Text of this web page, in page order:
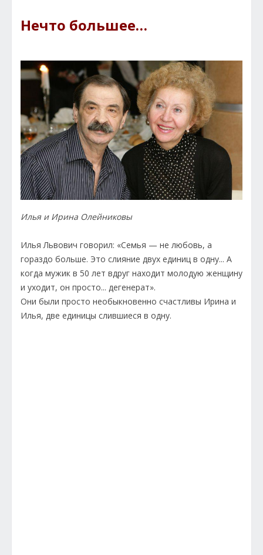
Нечто большее…
Илья и Ирина Олейниковы
Илья Львович говорил: «Семья — не любовь, а
гораздо больше. Это слияние двух единиц в одну... А
когда мужик в 50 лет вдруг находит молодую женщину
и уходит, он просто... дегенерат».
Они были просто необыкновенно счастливы Ирина и
Илья, две единицы слившиеся в одну.